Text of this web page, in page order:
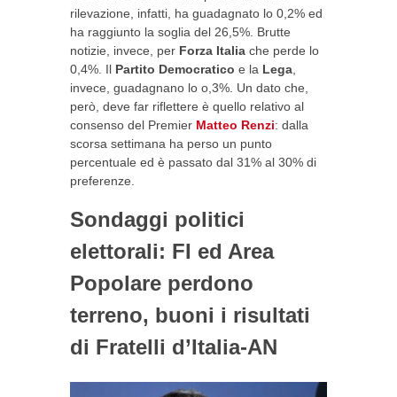
rilevazione, infatti, ha guadagnato lo 0,2% ed
ha raggiunto la soglia del 26,5%. Brutte
notizie, invece, per Forza Italia che perde lo
0,4%. Il Partito Democratico e la Lega
invece, guadagnano lo o,3%. Un dato che,
però, deve far riflettere è quello relativo al
consenso del Premier Matteo Renzi: dalla
scorsa settimana ha perso un punto
percentuale ed è passato dal 31% al 30% di
preferenze.
Sondaggi politici
elettorali: FI ed Area
Popolare perdono
terreno, buoni i risultati
di Fratelli d’Italia-AN